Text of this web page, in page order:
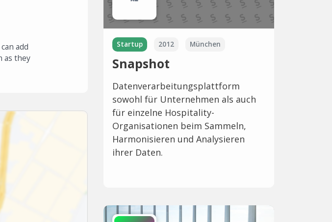
add
as they
Startup 2012 München
Snapshot
Datenverarbeitungsplattform
sowohl für Unternehmen als auch
für einzelne Hospitality-
Organisationen beim Sammeln,
Harmonisieren und Analysieren
ihrer Daten.